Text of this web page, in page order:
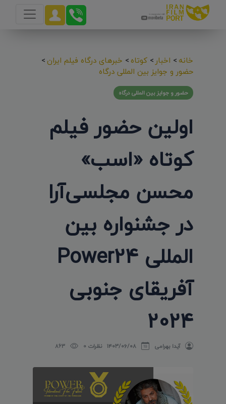
خانه> اخبار> کوتاه> خبرهای درگاه فیلم ایران>
حضور و جوایز بین المللی درگاه
حضور و جوایز بین المللی درگاه
اولین حضور فیلم
کوتاه «اسب»
محسن مجلسی‌آرا
در جشنواره بین
المللی Power24
آفریقای جنوبی
2024
آیدا بهرامی ۱۴۰۳/۰۶/۰۸ نظرات 0 863